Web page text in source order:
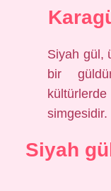
Siyah gül,
bir
simgesidir.
Siyah